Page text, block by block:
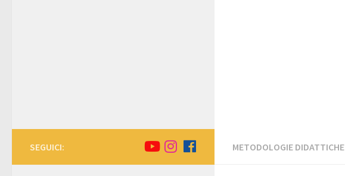
METODOLOGIE DIDATTICHE
SEGUICI: